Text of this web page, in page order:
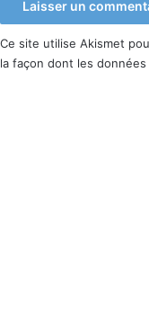
Ce site utilise Akismet
la façon dont les